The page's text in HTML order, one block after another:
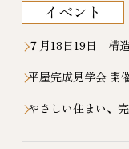
イベント
７月18日19日 構
平屋完成見学会 開
やさしい住まい、